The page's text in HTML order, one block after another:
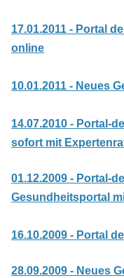
17.01.2011 - Portal
online
10.01.2011 - Neues
14.07.2010 - Portal-
sofort mit
01.12.2009 - Portal-
Gesundheitsportal
16.10.2009 - Portal
28.09.2009 - Neues